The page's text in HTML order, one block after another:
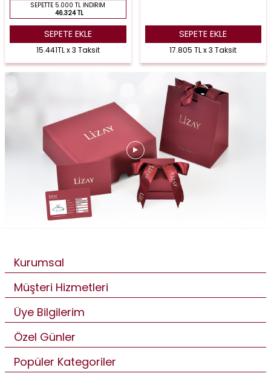
SEPETTE 5.000 TL İNDIRIM
46.324 TL
SEPETE EKLE
15.441TL x 3 Taksit
SEPETE EKLE
17.805 TL x 3 Taksit
Kurumsal
Müşteri Hizmetleri
Üye Bilgilerim
Özel Günler
Popüler Kategoriler